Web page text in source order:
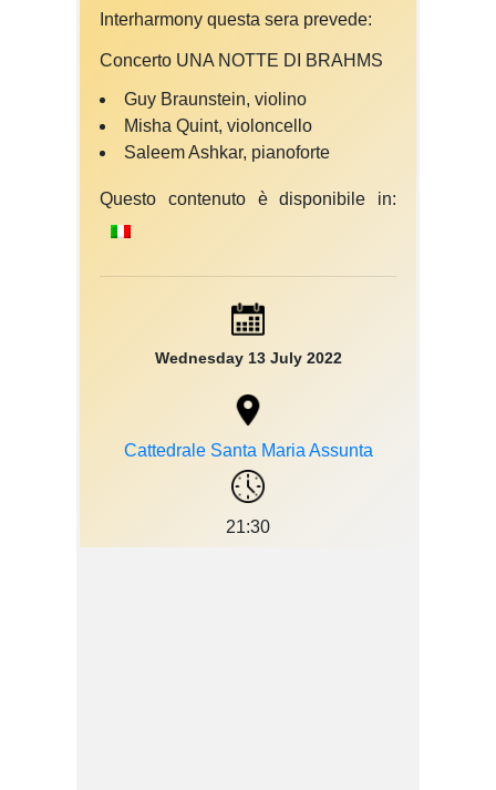
Interharmony questa sera prevede:
Concerto UNA NOTTE DI BRAHMS
Guy Braunstein, violino
Misha Quint, violoncello
Saleem Ashkar, pianoforte
Questo contenuto è disponibile in:
Wednesday 13 July 2022
Cattedrale Santa Maria Assunta
21:30